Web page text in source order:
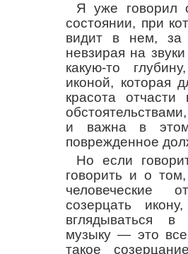
Я уже говорил
состоянии, при
видит в нем, за
невзирая на
какую-то
иконой, которая
красота
и важна в этом
поврежденное
Но если
говорить и о
человеческие
созерцать
вглядываться в
музыку — это
такое